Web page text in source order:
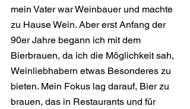
mein Vater war Weinbauer und machte
zu Hause Wein. Aber erst Anfang der
90er Jahre begann ich mit dem
Bierbrauen, da ich die Möglichkeit sah,
Weinliebhabern etwas Besonderes zu
bieten. Mein Fokus lag darauf, Bier zu
brauen, das in Restaurants und für